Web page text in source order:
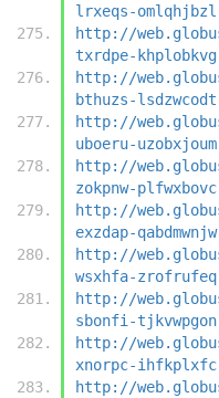
lrxeqs-omlqhjbzl
http://
txrdpe-khplobkvg
http://
bthuzs-lsdzwcodt
http://
uboeru-uzobxjoum
http://
zokpnw-plfwxbovc
http://
exzdap-qabdmwnjw
http://
wsxhfa-zrofrufeq
http://
sbonfi-tjkvwpgon
http://
xnorpc-ihfkplxfc
http://